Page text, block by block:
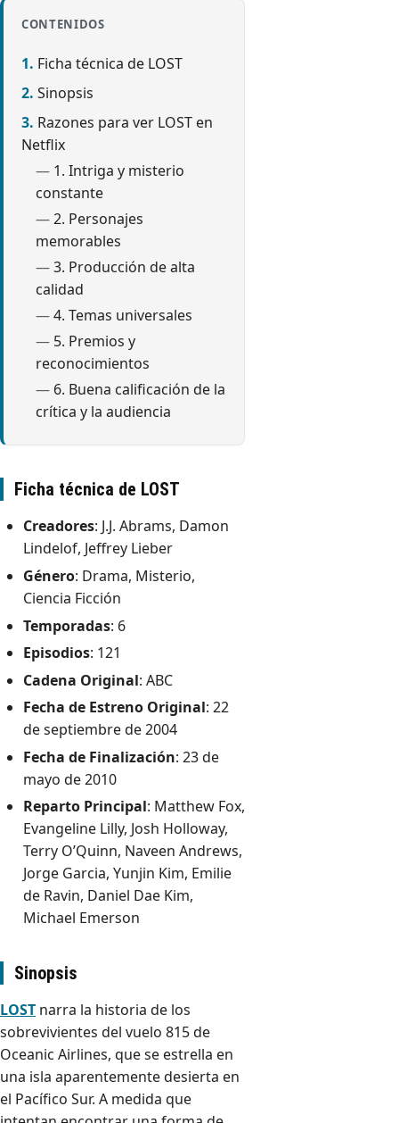
CONTENIDOS
Ficha técnica de LOST
Sinopsis
Razones para ver LOST en
Netflix
1. Intriga y misterio
constante
2. Personajes
memorables
3. Producción de alta
calidad
4. Temas universales
5. Premios y
reconocimientos
6. Buena calificación de la
crítica y la audiencia
Ficha técnica de LOST
Creadores: J.J. Abrams, Damon
Lindelof, Jeffrey Lieber
Género: Drama, Misterio,
Ciencia Ficción
Temporadas: 6
Episodios: 121
Cadena Original: ABC
Fecha de Estreno Original: 22
de septiembre de 2004
Fecha de Finalización: 23 de
mayo de 2010
Reparto Principal: Matthew Fox,
Evangeline Lilly, Josh Holloway,
Terry O’Quinn, Naveen Andrews,
Jorge Garcia, Yunjin Kim, Emilie
de Ravin, Daniel Dae Kim,
Michael Emerson
Sinopsis
LOST narra la historia de los
sobrevivientes del vuelo 815 de
Oceanic Airlines, que se estrella en
una isla aparentemente desierta en
el Pacífico Sur. A medida que